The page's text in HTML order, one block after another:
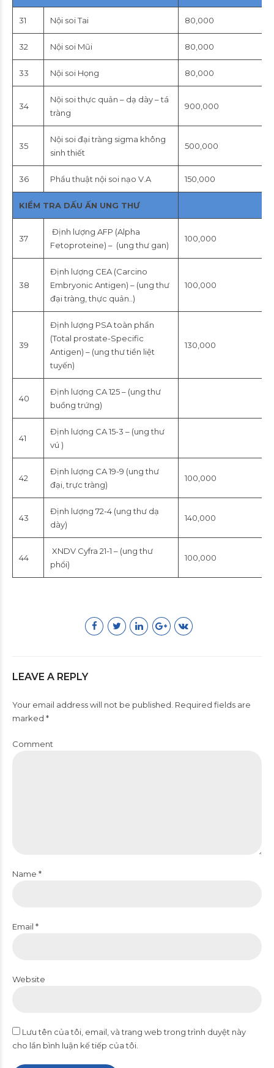
31 Nội soi Tai 80,000
32 Nội soi Mũi 80,000
33 Nội soi Họng 80,000
34
Nội soi thực quản – dạ dày – tá
tràng
900,000
35
Nội soi đại tràng sigma không
sinh thiết
500,000
36 Phẩu thuật nội soi nạo V.A 150,000
KIỂM TRA DẤU ẤN UNG THƯ
37
Định lượng AFP (Alpha
Fetoproteine) – (ung thư gan)
100,000
38
Định lượng CEA (Carcino
Embryonic Antigen) – (ung thư
đại tràng, thực quản..)
100,000
39
Định lượng PSA toàn phần
(Total prostate-Specific
Antigen) – (ung thư tiền liệt
tuyến)
130,000
40
Định lượng CA 125 – (ung thư
buồng trứng)
41
Định lượng CA 15-3 – (ung thư
vú )
42
Định lượng CA 19-9 (ung thư
đại, trực tràng)
100,000
43
Định lượng 72-4 (ung thư dạ
dày)
140,000
44
XNDV Cyfra 21-1 – (ung thư
phổi)
100,000
LEAVE A REPLY
Your email address will not be published. Required fields are
marked *
Comment
Name *
Email *
Website
Lưu tên của tôi, email, và trang web trong trình duyệt này
cho lần bình luận kế tiếp của tôi.